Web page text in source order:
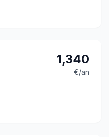
1,340
€/an